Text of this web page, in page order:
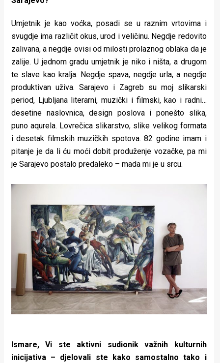
Umjetnik je kao voćka, posadi se u raznim vrtovima i
svugdje ima različit okus, urod i veličinu. Negdje redovito
zalivana, a negdje ovisi od milosti prolaznog oblaka da je
zalije. U jednom gradu umjetnik je niko i ništa, a drugom
te slave kao kralja. Negdje spava, negdje urla, a negdje
produktivan uživa. Sarajevo i Zagreb su moj slikarski
period, Ljubljana literarni, muzički i filmski, kao i radni…
desetine naslovnica, design poslova i ponešto slika,
puno aqurela. Lovrečica slikarstvo, slike velikog formata
i desetak filmskih muzičkih spotova. 82 godine imam i
pitanje je da li ću moći dobit produženje vozačke, pa mi
je Sarajevo postalo predaleko – mada mi je u srcu.
Ismare, Vi ste aktivni sudionik važnih kulturnih
inicijativa – djelovali ste kako samostalno tako i